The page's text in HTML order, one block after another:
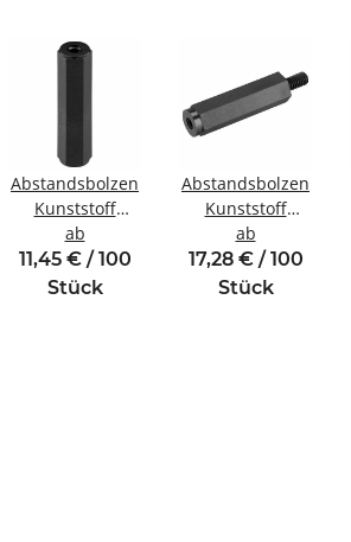
Abstandsbolzen
Kunststoff
Innen/Innengewinde
M3 SW6
ab
11,45 € / 100
Stück
Abstandsbolzen
Kunststoff
Innen/Außengewinde
M5 SW10
ab
17,28 € / 100
Stück